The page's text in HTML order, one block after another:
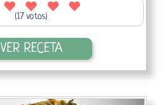
(17 votos)
VER RECETA